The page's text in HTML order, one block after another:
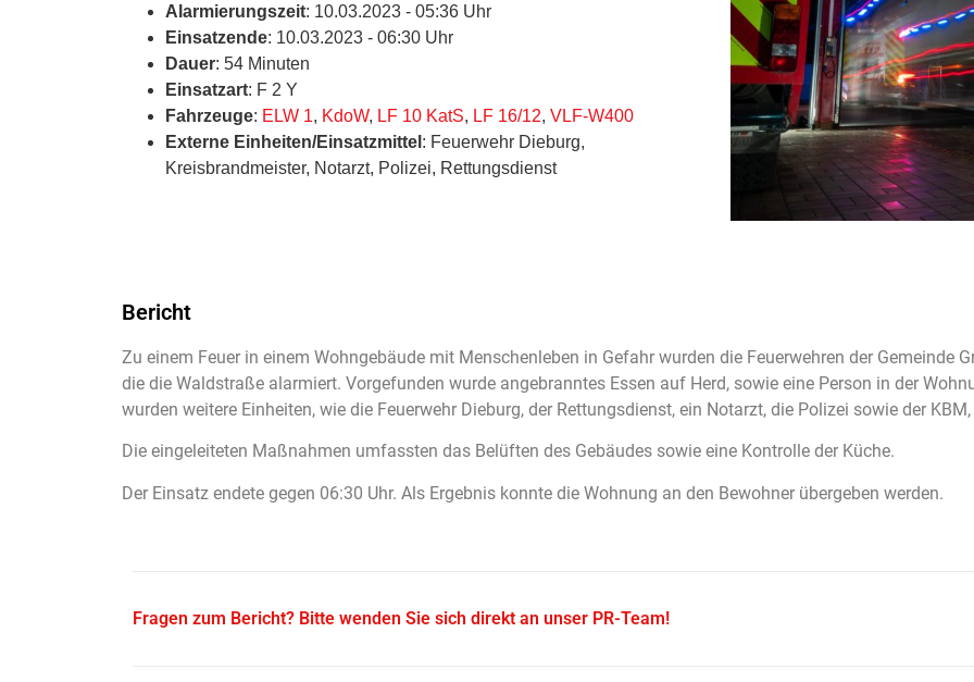
Alarmierungszeit: 10.03.2023 - 05:36 Uhr
Einsatzende: 10.03.2023 - 06:30 Uhr
Dauer: 54 Minuten
Einsatzart: F 2 Y
Fahrzeuge: ELW 1, KdoW, LF 10 KatS, LF 16/12, VLF-W400
Externe Einheiten/Einsatzmittel : Feuerwehr Dieburg,
Kreisbrandmeister, Notarzt, Polizei, Rettungsdienst
Bericht
Zu einem Feuer in einem Wohngebäude mit Menschenleben in Gefahr wurden die Feuerwehren der Gemeinde
die die Waldstraße alarmiert. Vorgefunden wurde angebranntes Essen auf Herd, sowie eine Person in der
wurden weitere Einheiten, wie die Feuerwehr Dieburg, der Rettungsdienst, ein Notarzt, die Polizei sowie der
Die eingeleiteten Maßnahmen umfassten das Belüften des Gebäudes sowie eine Kontrolle der Küche.
Der Einsatz endete gegen 06:30 Uhr. Als Ergebnis konnte die Wohnung an den Bewohner übergeben werden.
Fragen zum Bericht? Bitte wenden Sie sich direkt an unser PR-Team!